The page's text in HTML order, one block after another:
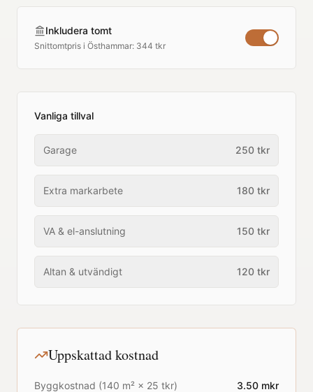
Inkludera tomt
Snittomtpris i Östhammar: 344 tkr
Vanliga tillval
Garage 250 tkr
Extra markarbete 180 tkr
VA & el-anslutning 150 tkr
Altan & utvändigt 120 tkr
Uppskattad kostnad
Byggkostnad (140 m² × 25 tkr) 3.50 mkr